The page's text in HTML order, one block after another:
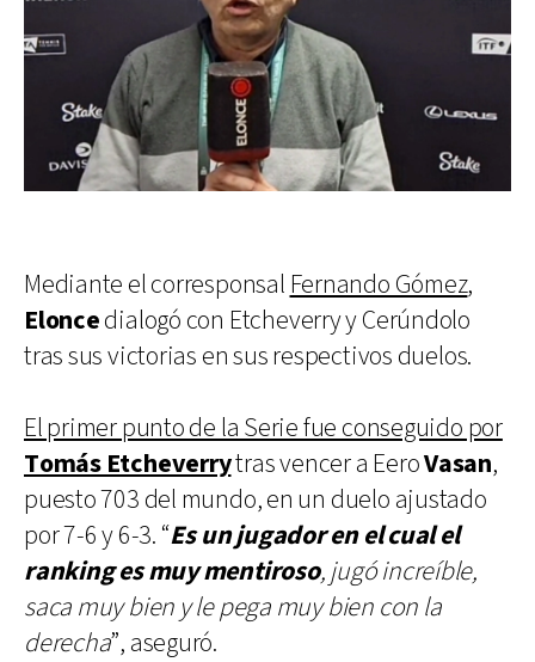
Mediante el corresponsal Fernando Gómez,
Eloncedialogó con Etcheverry y Cerúndolo
tras sus victorias en sus respectivos duelos.
El primer punto de la Serie fue conseguido por
Tomás Etcheverrytras vencer a EeroVasan,
puesto 703 del mundo, en un duelo ajustado
por 7-6 y 6-3. “Es un jugador en el cual el
ranking es muy mentiroso, jugó increíble,
saca muy bien y le pega muy bien con la
derecha”, aseguró.